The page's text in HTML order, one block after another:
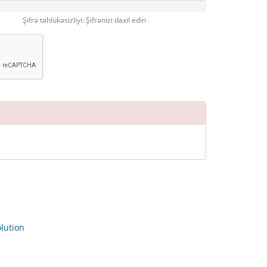
Şifrə təhlükəsizliyi: Şifrənizi daxil edin